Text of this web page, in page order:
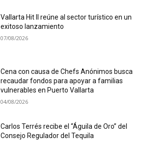
Vallarta Hit II reúne al sector turístico en un
exitoso lanzamiento
07/08/2026
Cena con causa de Chefs Anónimos busca
recaudar fondos para apoyar a familias
vulnerables en Puerto Vallarta
04/08/2026
Carlos Terrés recibe el “Águila de Oro” del
Consejo Regulador del Tequila